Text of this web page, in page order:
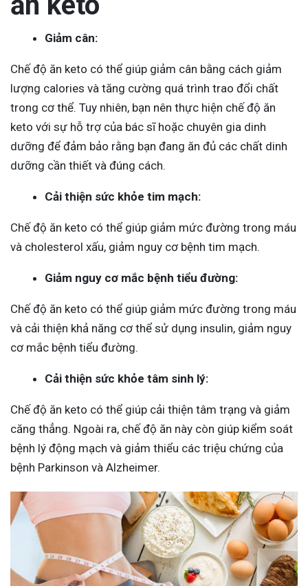
Giảm cân:
Chế độ ăn keto có thể giúp giảm cân bằng cách giảm
lượng calories và tăng cường quá trình trao đổi chất
trong cơ thể. Tuy nhiên, bạn nên thực hiện chế độ ăn
keto với sự hỗ trợ của bác sĩ hoặc chuyên gia dinh
dưỡng để đảm bảo rằng bạn đang ăn đủ các chất dinh
dưỡng cần thiết và đúng cách.
Cải thiện sức khỏe tim mạch:
Chế độ ăn keto có thể giúp giảm mức đường trong máu
và cholesterol xấu, giảm nguy cơ bệnh tim mạch.
Giảm nguy cơ mắc bệnh tiểu đường:
Chế độ ăn keto có thể giúp giảm mức đường trong máu
và cải thiện khả năng cơ thể sử dụng insulin, giảm nguy
cơ mắc bệnh tiểu đường.
Cải thiện sức khỏe tâm sinh lý:
Chế độ ăn keto có thể giúp cải thiện tâm trạng và giảm
căng thẳng. Ngoài ra, chế độ ăn này còn giúp kiểm soát
bệnh lý động mạch và giảm thiểu các triệu chứng của
bệnh Parkinson và Alzheimer.